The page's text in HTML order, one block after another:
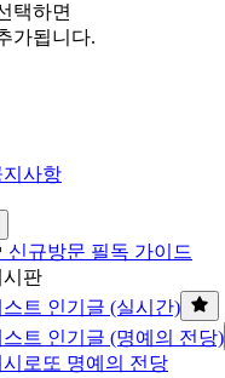
택하면
가됩니다.
지사항
신규방문 필독 가이드
시판
스트 인기글 (실시간)
스트 인기글 (명예의 전당)
시로또 명예의 전당